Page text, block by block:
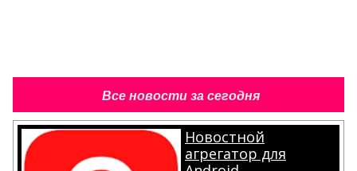
Все новости за сегодня
Новостной
агрегатор для